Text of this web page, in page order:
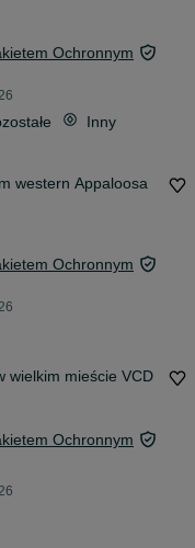
Ochronnym
Inny
western Appaloosa
Ochronnym
wielkim mieście VCD
Ochronnym